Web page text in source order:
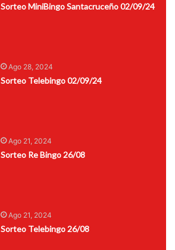
Sorteo MiniBingo Santacruceño 02/09/24
Ago 28, 2024
Sorteo Telebingo 02/09/24
Ago 21, 2024
Sorteo Re Bingo 26/08
Ago 21, 2024
Sorteo Telebingo 26/08